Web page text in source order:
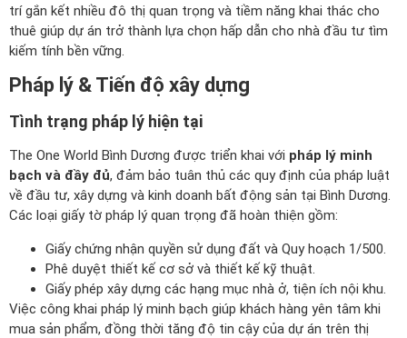
trí gắn kết nhiều đô thị quan trọng và tiềm năng khai thác cho
thuê giúp dự án trở thành lựa chọn hấp dẫn cho nhà đầu tư tìm
kiếm tính bền vững.
Pháp lý & Tiến độ xây dựng
Tình trạng pháp lý hiện tại
The One World Bình Dương được triển khai với pháp lý minh
bạch và đầy đủ, đảm bảo tuân thủ các quy định của pháp luật
về đầu tư, xây dựng và kinh doanh bất động sản tại Bình Dương.
Các loại giấy tờ pháp lý quan trọng đã hoàn thiện gồm:
Giấy chứng nhận quyền sử dụng đất và Quy hoạch 1/500.
Phê duyệt thiết kế cơ sở và thiết kế kỹ thuật.
Giấy phép xây dựng các hạng mục nhà ở, tiện ích nội khu.
Việc công khai pháp lý minh bạch giúp khách hàng yên tâm khi
mua sản phẩm, đồng thời tăng độ tin cậy của dự án trên thị